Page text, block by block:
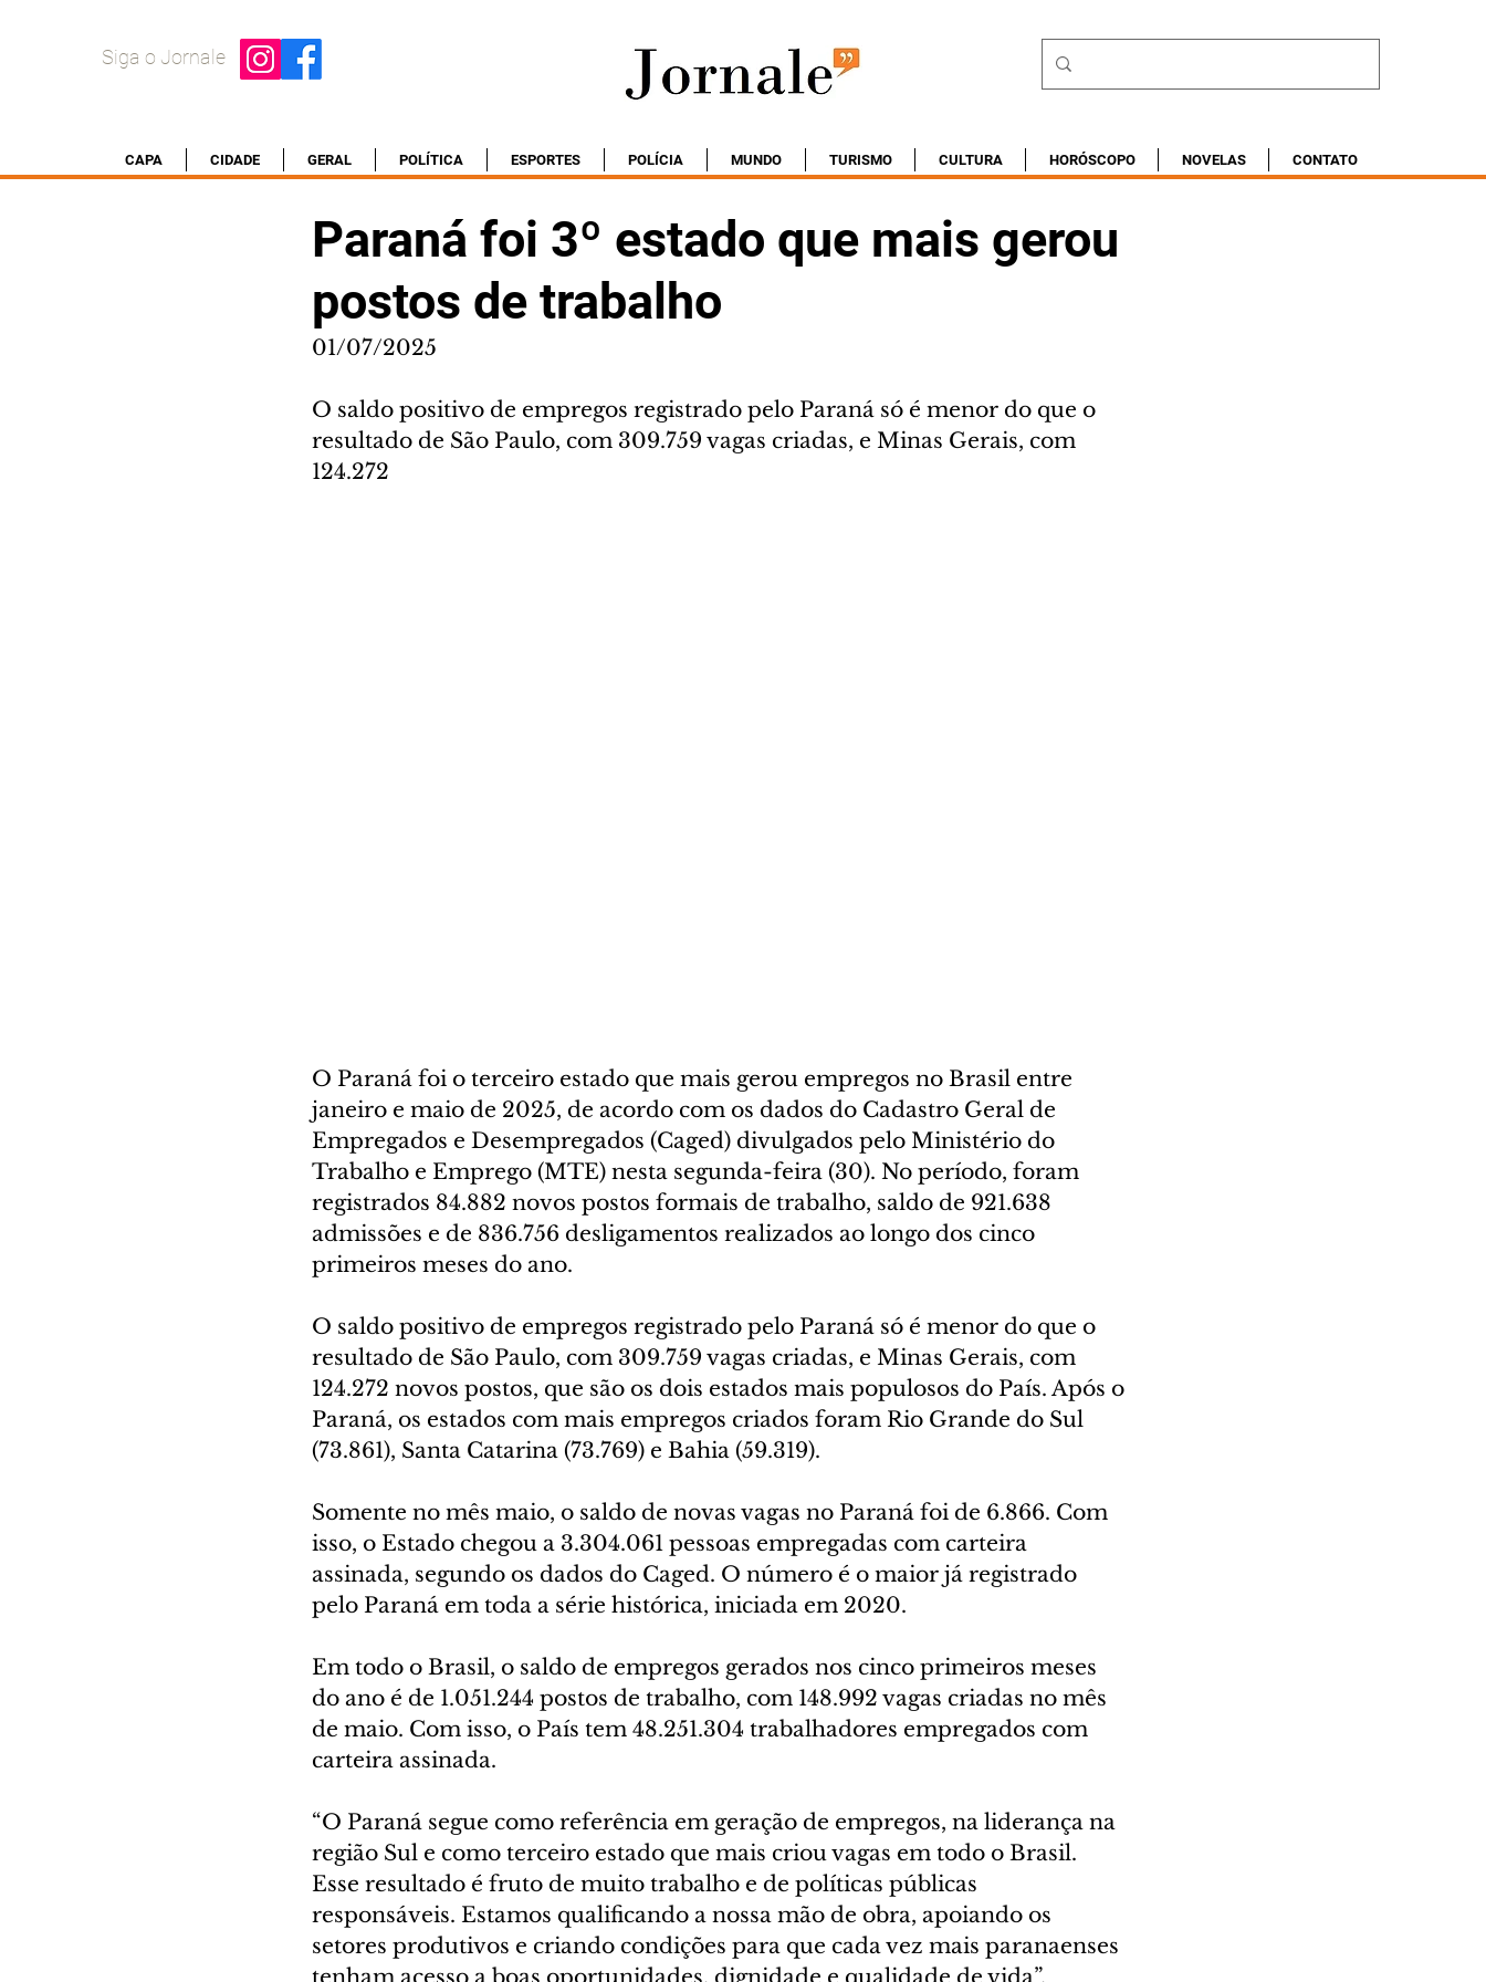
Siga o Jornale
CAPA CIDADE GERAL POLÍTICA ESPORTES POLÍCIA MUNDO TURISMO CULTURA HORÓSCOPO NOVELAS CONTATO
Paraná foi 3º estado que mais gerou
postos de trabalho
01/07/2025
O saldo positivo de empregos registrado pelo Paraná só é menor do que o
resultado de São Paulo, com 309.759 vagas criadas, e Minas Gerais, com
124.272
O Paraná foi o terceiro estado que mais gerou empregos no Brasil entre
janeiro e maio de 2025, de acordo com os dados do Cadastro Geral de
Empregados e Desempregados (Caged) divulgados pelo Ministério do
Trabalho e Emprego (MTE) nesta segunda-feira (30). No período, foram
registrados 84.882 novos postos formais de trabalho, saldo de 921.638
admissões e de 836.756 desligamentos realizados ao longo dos cinco
primeiros meses do ano.
O saldo positivo de empregos registrado pelo Paraná só é menor do que o
resultado de São Paulo, com 309.759 vagas criadas, e Minas Gerais, com
124.272 novos postos, que são os dois estados mais populosos do País. Após o
Paraná, os estados com mais empregos criados foram Rio Grande do Sul
(73.861), Santa Catarina (73.769) e Bahia (59.319).
Somente no mês maio, o saldo de novas vagas no Paraná foi de 6.866. Com
isso, o Estado chegou a 3.304.061 pessoas empregadas com carteira
assinada, segundo os dados do Caged. O número é o maior já registrado
pelo Paraná em toda a série histórica, iniciada em 2020.
Em todo o Brasil, o saldo de empregos gerados nos cinco primeiros meses
do ano é de 1.051.244 postos de trabalho, com 148.992 vagas criadas no mês
de maio. Com isso, o País tem 48.251.304 trabalhadores empregados com
carteira assinada.
“O Paraná segue como referência em geração de empregos, na liderança na
região Sul e como terceiro estado que mais criou vagas em todo o Brasil.
Esse resultado é fruto de muito trabalho e de políticas públicas
responsáveis. Estamos qualificando a nossa mão de obra, apoiando os
setores produtivos e criando condições para que cada vez mais paranaenses